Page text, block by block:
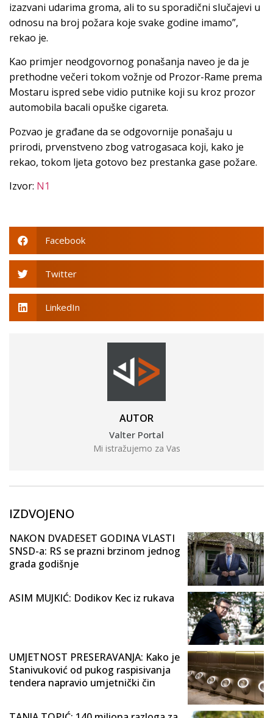
izazvani udarima groma, ali to su sporadični slučajevi u
odnosu na broj požara koje svake godine imamo”,
rekao je.
Kao primjer neodgovornog ponašanja naveo je da je
prethodne večeri tokom vožnje od Prozor-Rame prema
Mostaru ispred sebe vidio putnike koji su kroz prozor
automobila bacali opuške cigareta.
Pozvao je građane da se odgovornije ponašaju u
prirodi, prvenstveno zbog vatrogasaca koji, kako je
rekao, tokom ljeta gotovo bez prestanka gase požare.
Izvor: N1
Facebook
Twitter
LinkedIn
AUTOR
Valter Portal
Mi istražujemo za Vas
IZDVOJENO
NAKON DVADESET GODINA VLASTI
SNSD-a: RS se prazni brzinom jednog
grada godišnje
ASIM MUJKIĆ: Dodikov Kec iz rukava
UMJETNOST PRESERAVANJA: Kako je
Stanivuković od pukog raspisivanja
tendera napravio umjetnički čin